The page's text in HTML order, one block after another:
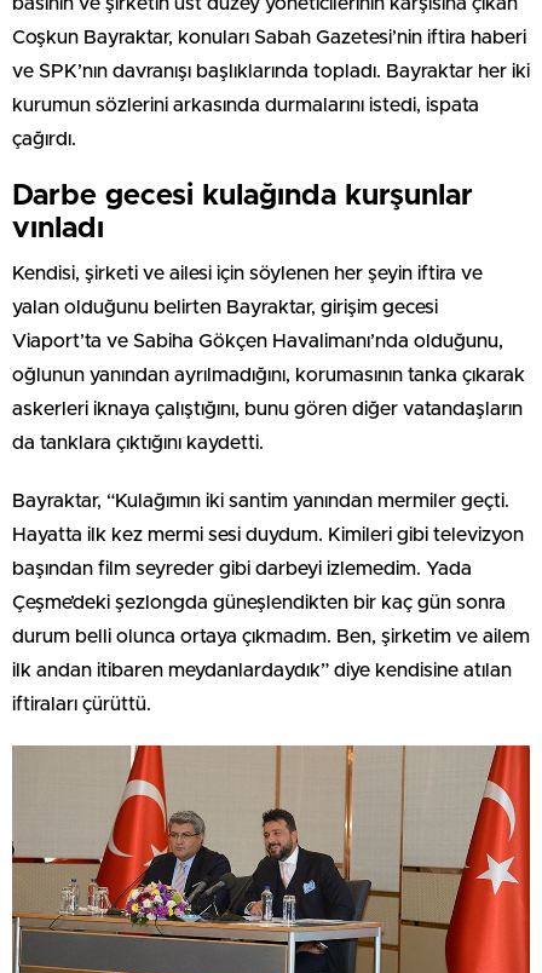
Coşkun Bayraktar, konuları Sabah Gazetesi’nin iftira haberi
ve SPK’nın davranışı başlıklarında topladı. Bayraktar her iki
kurumun sözlerini arkasında durmalarını istedi, ispata
çağırdı.
Darbe gecesi kulağında kurşunlar
vınladı
Kendisi, şirketi ve ailesi için söylenen her şeyin iftira ve
yalan olduğunu belirten Bayraktar, girişim gecesi
Viaport’ta ve Sabiha Gökçen Havalimanı’nda olduğunu,
oğlunun yanından ayrılmadığını, korumasının tanka çıkarak
askerleri iknaya çalıştığını, bunu gören diğer vatandaşların
da tanklara çıktığını kaydetti.
Bayraktar, “Kulağımın iki santim yanından mermiler geçti.
Hayatta ilk kez mermi sesi duydum. Kimileri gibi televizyon
başından film seyreder gibi darbeyi izlemedim. Yada
Çeşme’deki şezlongda güneşlendikten bir kaç gün sonra
durum belli olunca ortaya çıkmadım. Ben, şirketim ve ailem
ilk andan itibaren meydanlardaydık” diye kendisine atılan
iftiraları çürüttü.